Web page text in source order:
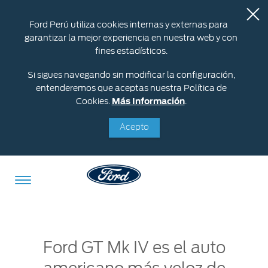
Ford Perú utiliza cookies internas y externas para
garantizar la mejor experiencia en nuestra web y con
fines estadísticos.
Si sigues navegando sin modificar la configuración,
entenderemos que aceptas nuestra Política de
Cookies. Más Información.
Acepto
Ford GT Mk IV es el auto